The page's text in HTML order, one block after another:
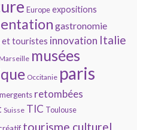
Europeexpositions
gastronomie
et touristes innovation Italie
musées
Occitanie paris
retombées
Suisse TIC Toulouse
tourisme culturel